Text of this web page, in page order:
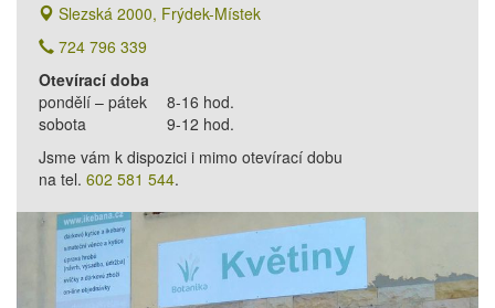
Slezská 2000, Frýdek-Místek
724 796 339
Otevírací doba
pondělí – pátek
8-16 hod.
sobota
9-12 hod.
Jsme vám k dispozici i mimo otevírací dobu
na tel. 602 581 544.